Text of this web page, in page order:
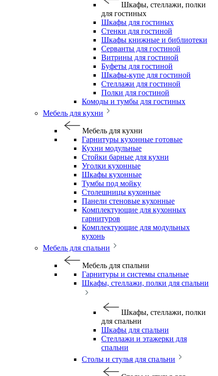
Шкафы, стеллажи, полки
для гостиных
Шкафы для гостиных
Стенки для гостиной
Шкафы книжные и библиотеки
Серванты для гостиной
Витрины для гостиной
Буфеты для гостиной
Шкафы-купе для гостиной
Стеллажи для гостиной
Полки для гостиной
Комоды и тумбы для гостиных
Мебель для кухни
Мебель для кухни
Гарнитуры кухонные готовые
Кухни модульные
Стойки барные для кухни
Уголки кухонные
Шкафы кухонные
Тумбы под мойку
Столешницы кухонные
Панели стеновые кухонные
Комплектующие для кухонных
гарнитуров
Комплектующие для модульных
кухонь
Мебель для спальни
Мебель для спальни
Гарнитуры и системы спальные
Шкафы, стеллажи, полки для спальни
Шкафы, стеллажи, полки
для спальни
Шкафы для спальни
Стеллажи и этажерки для
спальни
Столы и стулья для спальни